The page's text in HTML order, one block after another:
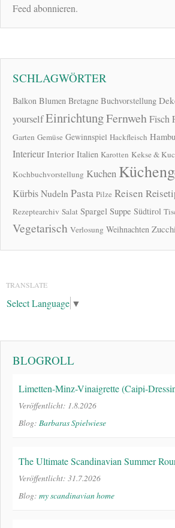
Feed abonnieren.
SCHLAGWÖRTER
Balkon Blumen Bretagne Buchvorstellung
yourselfEinrichtungFernwehFisch
Garten Gemüse Gewinnspiel Hackfleisch
Interieur Interior Italien Karotten Kekse &
Kochbuchvorstellung Kuchen
KürbisNudeln Pasta Pilze Reisen
Rezeptearchiv Salat Spargel Suppe Südtirol
Vegetarisch Verlosung Weihnachten
TRANSLATE
Select Language ▼
BLOGROLL
Limetten-Minz-Vinaigrette (Caipi-
Veröffentlicht: 1.8.2026
Blog: Barbaras Spielwiese
The Ultimate Scandinavian Summer
Veröffentlicht: 31.7.2026
Blog: my scandinavian home